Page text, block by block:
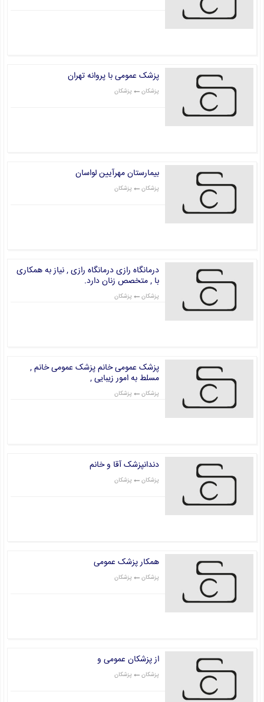
پزشک عمومی با پروانه تهران
پزشکان پزشکان
بیمارستان مهرآیین لواسان
پزشکان پزشکان
درمانگاه رازی درمانگاه رازی , نیاز به همکاری
با , متخصص زنان دارد.
پزشکان پزشکان
پزشک عمومی خانم پزشک عمومی خانم ,
مسلط به امور زیبایی ,
پزشکان پزشکان
دندانپزشک آقا و خانم
پزشکان پزشکان
همکار پزشک عمومی
پزشکان پزشکان
از پزشکان عمومی و
پزشکان پزشکان